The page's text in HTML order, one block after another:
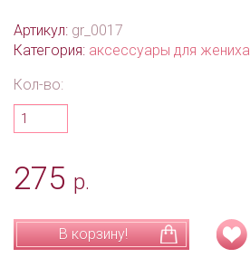
Артикул: gr_0017
Категория: аксессуары для жениха
Кол-во:
275 р.
В корзину!